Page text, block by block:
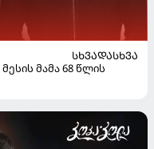
ᲡᲮᲕᲐᲓᲐᲡᲮᲕᲐ
მამა 68 წლის